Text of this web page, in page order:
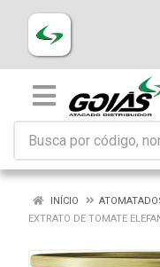
INÍCIO
EXTRATO DE TOMATE